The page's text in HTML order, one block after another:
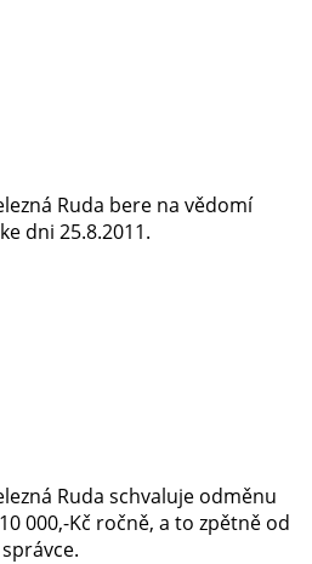
Ruda bere na vědomí
dni 25.8.2011.
Ruda schvaluje odměnu
000,-Kč ročně, a to zpětně od